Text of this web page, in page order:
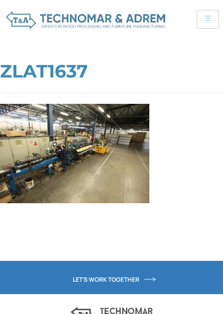
ZLAT1637
LET'S WORK TOGETHER